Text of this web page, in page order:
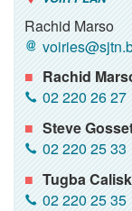
Rachid Marso
Rachid
02 220 26 27
Steve
02 220 25 33
Tugba
02 220 25 35